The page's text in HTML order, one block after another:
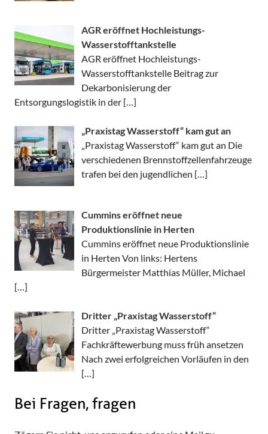
AGR eröffnet Hochleistungs-
Wasserstofftankstelle
AGR eröffnet Hochleistungs-
Wasserstofftankstelle Beitrag zur
Dekarbonisierung der
Entsorgungslogistik in der […]
„Praxistag Wasserstoff“ kam gut an
„Praxistag Wasserstoff“ kam gut an Die
verschiedenen Brennstoffzellenfahrzeuge
trafen bei den jugendlichen […]
Cummins eröffnet neue
Produktionslinie in Herten
Cummins eröffnet neue Produktionslinie
in Herten Von links: Hertens
Bürgermeister Matthias Müller, Michael
[…]
Dritter „Praxistag Wasserstoff“
Dritter „Praxistag Wasserstoff“
Fachkräftewerbung muss früh ansetzen
Nach zwei erfolgreichen Vorläufen in den
[…]
Bei Fragen, fragen